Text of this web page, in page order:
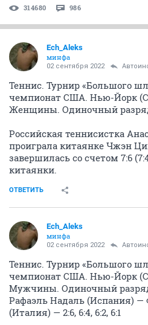
314680 986
Ech_Aleks
минфа
02 сентября 2022
Теннис. Турнир «Большого
чемпионат США. Нью-Йорк
Женщины. Одиночный
Российская теннисистка
проиграла китаянке Чжэн
завершилась со счетом 7:6
китаянки.
ОТВЕТИТЬ
Ech_Aleks
минфа
02 сентября 2022
Теннис. Турнир «Большого
чемпионат США. Нью-Йорк
Мужчины. Одиночный
Рафаэль Надаль (Испания)
(Италия) — 2:6, 6:4, 6:2, 6:1